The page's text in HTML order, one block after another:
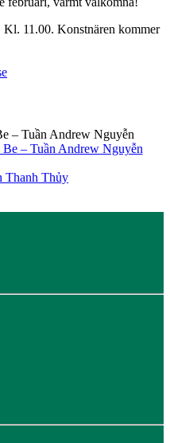
Kl. 11.00. Konstnären kommer
– Tuần Andrew Nguyễn
Thanh Thủy